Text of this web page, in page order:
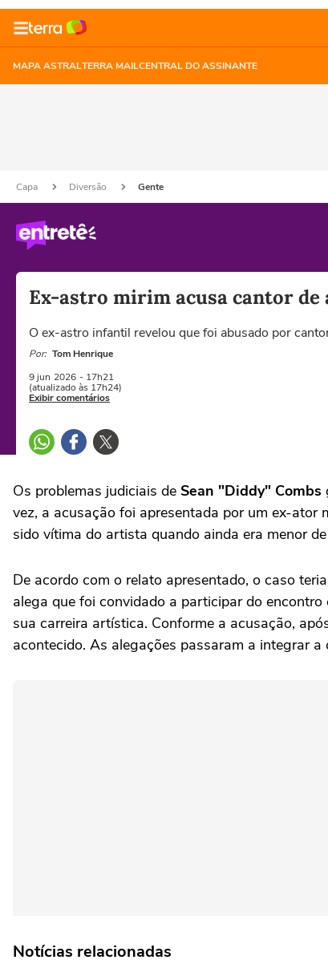
MAPA ASTRALTERRA MAILCENTRAL DO ASSINANTE
Capa Diversão Gente
Ex-astro mirim acusa cantor de
O ex-astro infantil revelou que foi abusado por
Por: Tom Henrique
9 jun 2026 - 17h21
(atualizado às 17h24)
Exibir comentários
Os problemas judiciais de Sean "Diddy" Combs
vez, a acusação foi apresentada por um ex-ator
sido vítima do artista quando ainda era menor
De acordo com o relato apresentado, o caso
alega que foi convidado a participar do
sua carreira artística. Conforme a acusação,
acontecido. As alegações passaram a integrar
Notícias relacionadas